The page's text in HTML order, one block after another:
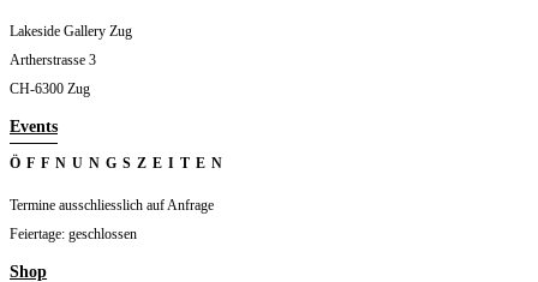
Lakeside Gallery Zug
Artherstrasse 3
CH-6300 Zug
Events
ÖFFNUNGSZEITEN
Termine ausschliesslich auf Anfrage
Feiertage: geschlossen
Shop